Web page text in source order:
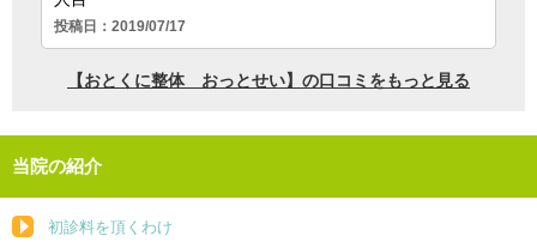
当院の紹介
初診料を頂くわけ